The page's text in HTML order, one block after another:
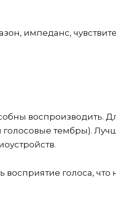
импеданс,
воспроизводить.
тембры).
голоса,